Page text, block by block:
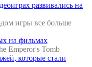
развивались на
игры все больше
на фильмах
Emperor's Tomb
которые стали